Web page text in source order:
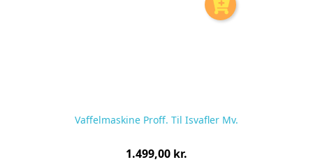
Vaffelmaskine Proff. Til Isvafler Mv.
Pris
1.499,00 kr.